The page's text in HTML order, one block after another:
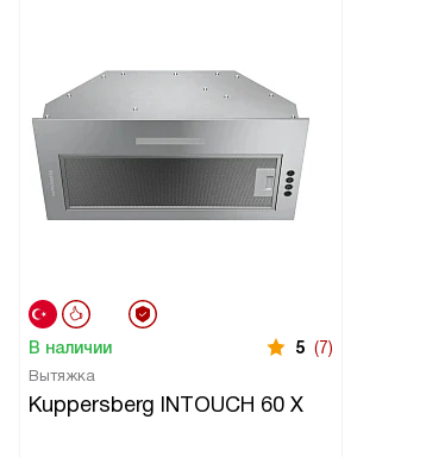
В наличии 5 (7)
Вытяжка
Kuppersberg INTOUCH 60 X